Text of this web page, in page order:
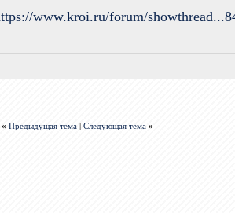
www.kroi.ru/forum/
« Предыдущая тема |Следующая тема »